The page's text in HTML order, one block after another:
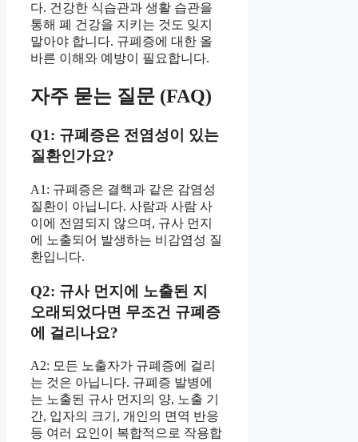
다. 건강한 식습관과 생활 습관을
통해 폐 건강을 지키는 것도 잊지
말아야 합니다. 규폐증에 대한 올
바른 이해와 예방이 필요합니다.
자주 묻는 질문 (FAQ)
Q1: 규폐증은 전염성이 있는
질환인가요?
A1: 규폐증은 결핵과 같은 감염성
질환이 아닙니다. 사람과 사람 사
이에 전염되지 않으며, 규사 먼지
에 노출되어 발생하는 비감염성 질
환입니다.
Q2: 규사 먼지에 노출된 지
오래되었다면 무조건 규폐증
에 걸리나요?
A2: 모든 노출자가 규폐증에 걸리
는 것은 아닙니다. 규폐증 발병에
는 노출된 규사 먼지의 양, 노출 기
간, 입자의 크기, 개인의 면역 반응
등 여러 요인이 복합적으로 작용합